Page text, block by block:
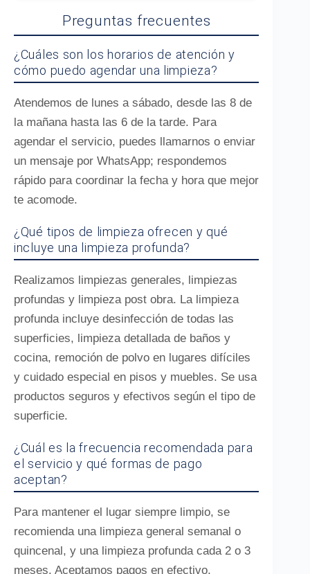
Preguntas frecuentes
¿Cuáles son los horarios de atención y
cómo puedo agendar una limpieza?
Atendemos de lunes a sábado, desde las 8 de
la mañana hasta las 6 de la tarde. Para
agendar el servicio, puedes llamarnos o enviar
un mensaje por WhatsApp; respondemos
rápido para coordinar la fecha y hora que mejor
te acomode.
¿Qué tipos de limpieza ofrecen y qué
incluye una limpieza profunda?
Realizamos limpiezas generales, limpiezas
profundas y limpieza post obra. La limpieza
profunda incluye desinfección de todas las
superficies, limpieza detallada de baños y
cocina, remoción de polvo en lugares difíciles
y cuidado especial en pisos y muebles. Se usa
productos seguros y efectivos según el tipo de
superficie.
¿Cuál es la frecuencia recomendada para
el servicio y qué formas de pago
aceptan?
Para mantener el lugar siempre limpio, se
recomienda una limpieza general semanal o
quincenal, y una limpieza profunda cada 2 o 3
meses. Aceptamos pagos en efectivo,